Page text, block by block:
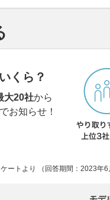
くら？
大20社から
お知らせ！
ートより （回答期間：2023年6